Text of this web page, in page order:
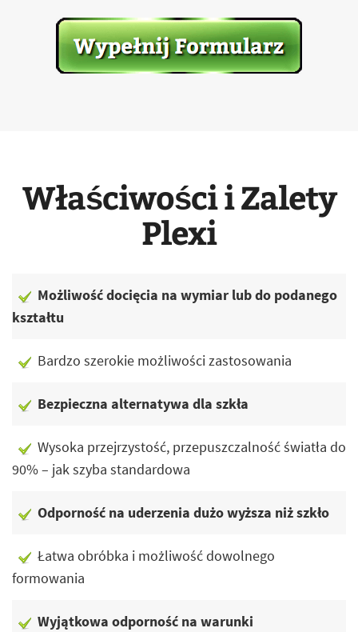
Właściwości i Zalety
Plexi
Możliwość docięcia na wymiar lub do podanego
kształtu
Bardzo szerokie możliwości zastosowania
Bezpieczna alternatywa dla szkła
Wysoka przejrzystość, przepuszczalność światła do
90% – jak szyba standardowa
Odporność na uderzenia dużo wyższa niż szkło
Łatwa obróbka i możliwość dowolnego
formowania
Wyjątkowa odporność na warunki